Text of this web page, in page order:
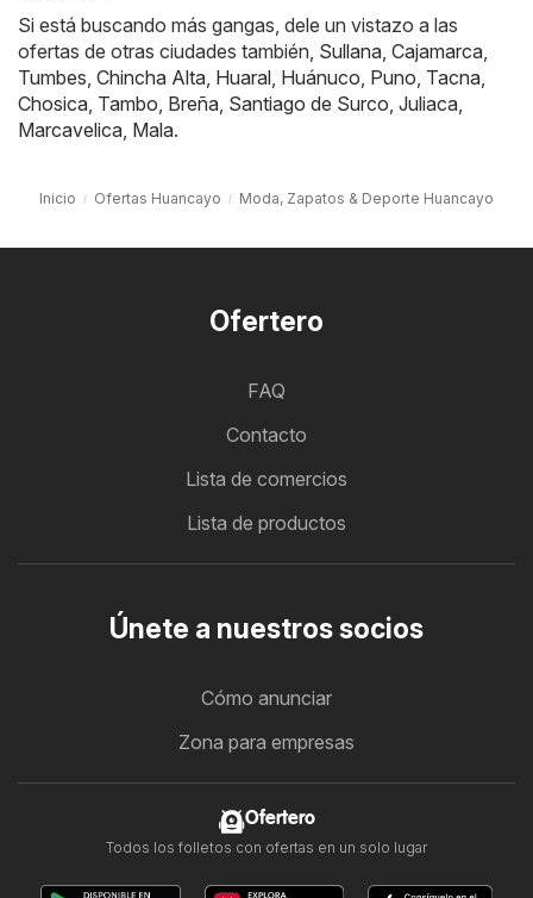
Si está buscando más gangas, dele un vistazo a las
ofertas de otras ciudades también, Sullana Cajamarca
Tumbes Chincha Alta Huaral Huánuco Puno Tacna
Chosica Tambo Breña Santiago de Surco Juliaca
Marcavelica Mala.
Inicio Ofertas Huancayo Moda, Zapatos & Deporte Huancayo
Ofertero
FAQ
Contacto
Lista de comercios
Lista de productos
Únete a nuestros socios
Cómo anunciar
Zona para empresas
Ofertero
Todos los folletos con ofertas en un solo lugar